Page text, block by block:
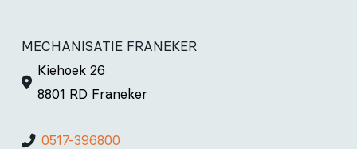
MECHANISATIE FRANEKER
Kiehoek 26
8801 RD Franeker
0517-396800